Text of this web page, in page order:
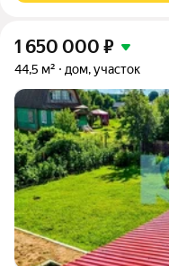
1 650 000 ₽
44,5 м² дом, участок